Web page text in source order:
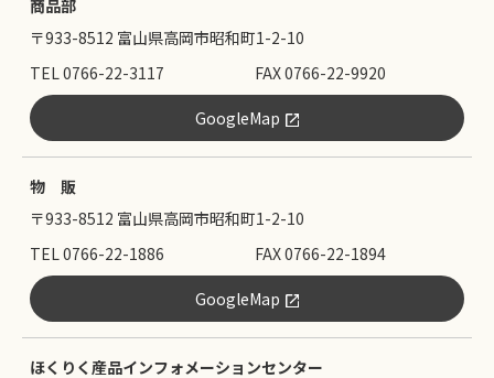
商品部
〒933-8512 富山県高岡市昭和町1-2-10
TEL 0766-22-3117
FAX 0766-22-9920
GoogleMap
物 販
〒933-8512 富山県高岡市昭和町1-2-10
TEL 0766-22-1886
FAX 0766-22-1894
GoogleMap
ほくりく産品インフォメーションセンター